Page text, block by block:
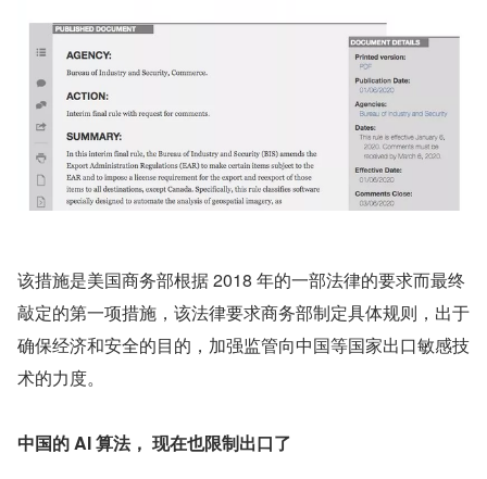
该措施是美国商务部根据 2018 年的一部法律的要求而最终
敲定的第一项措施，该法律要求商务部制定具体规则，出于
确保经济和安全的目的，加强监管向中国等国家出口敏感技
术的力度。
中国的 AI 算法， 现在也限制出口了